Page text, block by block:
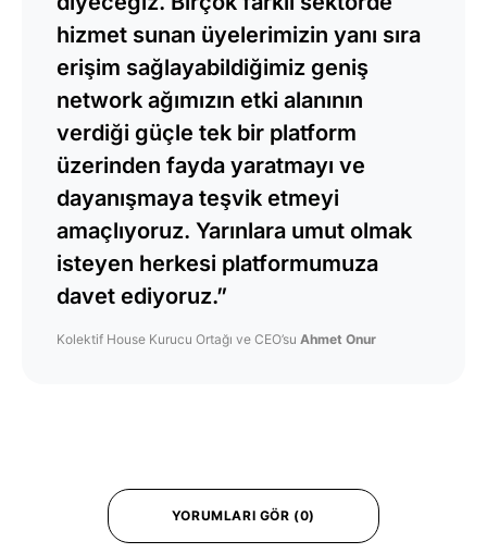
hizmet sunan üyelerimizin yanı sıra
erişim sağlayabildiğimiz geniş
network ağımızın etki alanının
verdiği güçle tek bir platform
üzerinden fayda yaratmayı ve
dayanışmaya teşvik etmeyi
amaçlıyoruz. Yarınlara umut olmak
isteyen herkesi platformumuza
davet ediyoruz.”
Kolektif House Kurucu Ortağı ve CEO’su Ahmet Onur
YORUMLARI GÖR (0)